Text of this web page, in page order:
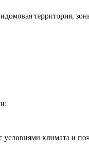
территория,
условиями климата и